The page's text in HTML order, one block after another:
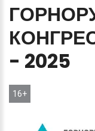
- 2025
16+